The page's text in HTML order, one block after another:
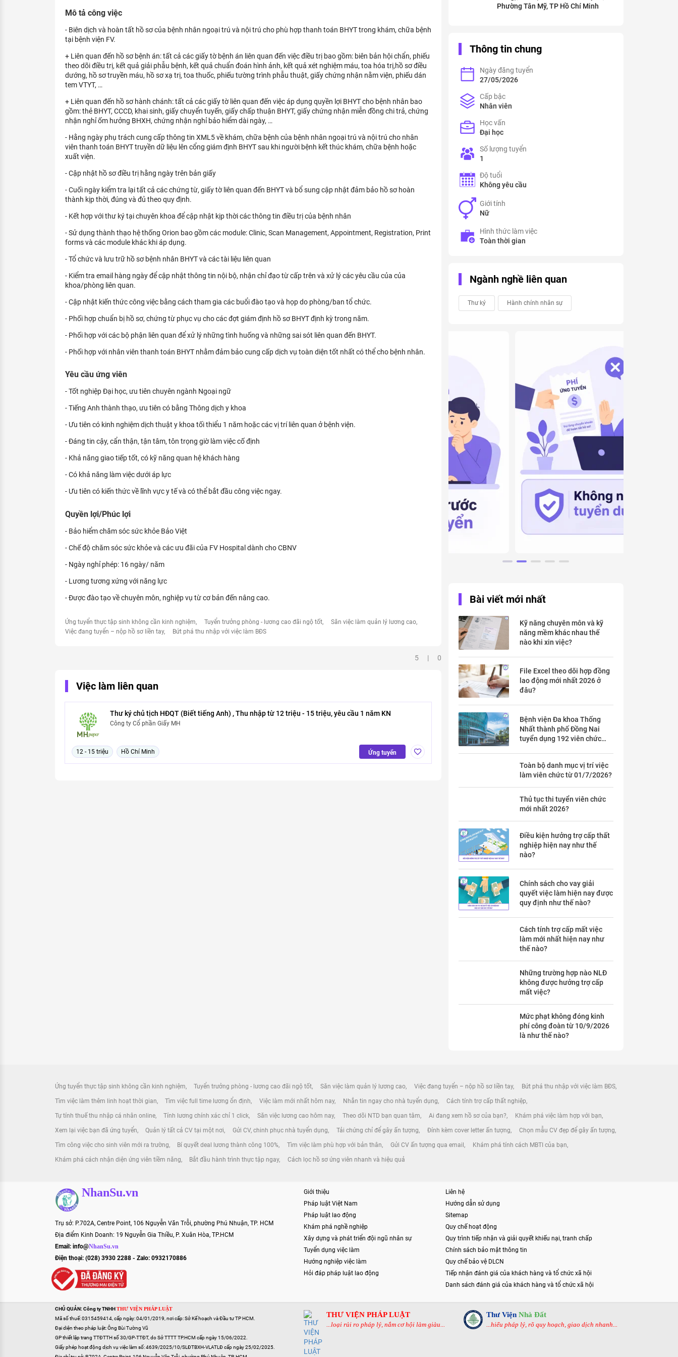
KHÁM PHÁ NGHỀ NGHIỆP
HƯỚNG NGHIỆP VIỆC LÀM
Đặc trưng từng nghề
Xu hướng việc làm
XÂY DỰNG VÀ PHÁT TRIỂN ĐỘI NGŨ
TUYỂN DỤNG VIỆC LÀM
Mô tả công việc
- Biên dịch và hoàn tất hồ sơ của bệnh nhân ngoại trú và nội trú cho phù hợp thanh toán BHYT trong khám, chữa bệnh
tại bệnh viện FV.
+ Liên quan đến hồ sơ bệnh án: tất cả các giấy tờ bệnh án liên quan đến việc điều trị bao gồm: biên bản hội chẩn, phiếu
theo dõi điều trị, kết quả giải phẫu bệnh, kết quả chuẩn đoán hình ảnh, kết quả xét nghiệm máu, toa hóa trị,hồ sơ điều
dướng, hồ sơ truyền máu, hồ sơ xạ trị, toa thuốc, phiếu tường trình phẫu thuật, giấy chứng nhận nằm viện, phiếu dán
tem VTYT, …
+ Liên quan đến hồ sơ hành chánh: tất cả các giấy tờ liên quan đến việc áp dụng quyền lợi BHYT cho bệnh nhân bao
gồm: thẻ BHYT, CCCD, khai sinh, giấy chuyển tuyến, giấy chấp thuận BHYT, giấy chứng nhận miễn đồng chi trả, chứng
nhận nghỉ ốm hưởng BHXH, chứng nhận nghỉ bảo hiểm dài ngày, …
- Hằng ngày phụ trách cung cấp thông tin XML5 về khám, chữa bệnh của bệnh nhân ngoại trú và nội trú cho nhân
viên thanh toán BHYT truyền dữ liệu lên cổng giám định BHYT sau khi người bệnh kết thúc khám, chữa bệnh hoặc
xuất viện.
- Cập nhật hồ sơ điều trị hằng ngày trên bản giấy
- Cuối ngày kiểm tra lại tất cả các chứng từ, giấy tờ liên quan đến BHYT và bổ sung cập nhật đảm bảo hồ sơ hoàn
thành kịp thời, đúng và đủ theo quy định.
- Kết hợp với thư ký tại chuyên khoa để cập nhật kịp thời các thông tin điều trị của bệnh nhân
- Sử dụng thành thạo hệ thống Orion bao gồm các module: Clinic, Scan Management, Appointment, Registration, Print
forms và các module khác khi áp dụng.
- Tổ chức và lưu trữ hồ sơ bệnh nhân BHYT và các tài liệu liên quan
- Kiểm tra email hàng ngày để cập nhật thông tin nội bộ, nhận chỉ đạo từ cấp trên và xử lý các yêu cầu của của
khoa/phòng liên quan.
- Cập nhật kiến thức công việc bằng cách tham gia các buổi đào tạo và họp do phòng/ban tổ chức.
- Phối hợp chuẩn bị hồ sơ, chứng từ phục vụ cho các đợt giám định hồ sơ BHYT định kỳ trong năm.
- Phối hợp với các bộ phận liên quan để xử lý những tình huống và những sai sót liên quan đến BHYT.
- Phối hợp với nhân viên thanh toán BHYT nhằm đảm bảo cung cấp dịch vụ toàn diện tốt nhất có thể cho bệnh nhân.
Yêu cầu ứng viên
- Tốt nghiệp Đại học, ưu tiên chuyên ngành Ngoại ngữ
- Tiếng Anh thành thạo, ưu tiên có bằng Thông dịch y khoa
- Ưu tiên có kinh nghiệm dịch thuật y khoa tối thiểu 1 năm hoặc các vị trí liên quan ở bệnh viện.
- Đáng tin cậy, cẩn thận, tận tâm, tôn trọng giờ làm việc cố định
- Khả năng giao tiếp tốt, có kỹ năng quan hệ khách hàng
- Có khả năng làm việc dưới áp lực
- Ưu tiên có kiến thức về lĩnh vực y tế và có thể bắt đầu công việc ngay.
Quyền lợi/Phúc lợi
- Bảo hiểm chăm sóc sức khỏe Bảo Việt
- Chế độ chăm sóc sức khỏe và các ưu đãi của FV Hospital dành cho CBNV
- Ngày nghỉ phép: 16 ngày/ năm
- Lương tương xứng với năng lực
- Được đào tạo về chuyên môn, nghiệp vụ từ cơ bản đến nâng cao.
Ứng tuyển thực tập sinh không cần kinh nghiệm Tuyển trưởng phòng - lương cao đãi ngộ tốt
Săn việc làm quản lý lương cao
Việc đang tuyển – nộp hồ sơ liền tay
Bứt phá thu nhập với việc làm BĐS
5 | 0
Việc làm liên quan
Thư ký chủ tịch HĐQT (Biết tiếng Anh) , Thu nhập từ 12 triệu - 15 triệu, yêu cầu 1 năm KN
Công ty Cổ phần Giấy MH
12 - 15 triệu Hồ Chí Minh Ứng tuyển
Phường Tân Mỹ, TP Hồ Chí Minh
Thông tin chung
Ngày đăng tuyển
27/05/2026
Cấp bậc
Nhân viên
Học vấn
Đại học
Số lượng tuyển
1
Độ tuổi
Không yêu cầu
Giới tính
Nữ
Hình thức làm việc
Toàn thời gian
Ngành nghề liên quan
Thư ký Hành chính nhân sự
Bài viết mới nhất
Kỹ năng chuyên môn và kỹ
năng mềm khác nhau thế
nào khi xin việc?
File Excel theo dõi hợp đồng
lao động mới nhất 2026 ở
đâu?
Bệnh viện Đa khoa Thống
Nhất thành phố Đồng Nai
tuyển dụng 192 viên chức
Toàn bộ danh mục vị trí việc
làm viên chức từ 01/7/2026?
Thủ tục thi tuyển viên chức
mới nhất 2026?
Điều kiện hưởng trợ cấp thất
nghiệp hiện nay như thế
nào?
Chính sách cho vay giải
quyết việc làm hiện nay được
quy định như thế nào?
Cách tính trợ cấp mất việc
làm mới nhất hiện nay như
thế nào?
Những trường hợp nào NLĐ
không được hưởng trợ cấp
mất việc?
Mức phạt không đóng kinh
phí công đoàn từ 10/9/2026
là như thế nào?
Ứng tuyển thực tập sinh không cần kinh nghiệm Tuyển trưởng phòng - lương cao đãi ngộ tốt Săn việc làm quản lý lương cao Việc đang tuyển – nộp hồ sơ liền tay Bứt phá thu nhập với việc làm BĐS
Tìm việc làm thêm linh hoạt thời gian Tìm việc full time lương ổn định Việc làm mới nhất hôm nay Nhắn tin ngay cho nhà tuyển dụng Cách tính trợ cấp thất nghiệp
Tự tính thuế thu nhập cá nhân online Tính lương chính xác chỉ 1 click Săn việc lương cao hôm nay Theo dõi NTD bạn quan tâm Ai đang xem hồ sơ của bạn? Khám phá việc làm hợp với bạn
Xem lại việc bạn đã ứng tuyển Quản lý tất cả CV tại một nơi Gửi CV, chinh phục nhà tuyển dụng Tải chứng chỉ để gây ấn tượng Đính kèm cover letter ấn tượng Chọn mẫu CV đẹp để gây ấn tượng
Tìm công việc cho sinh viên mới ra trường Bí quyết deal lương thành công 100% Tìm việc làm phù hợp với bản thân Gửi CV ấn tượng qua email Khám phá tính cách MBTI của bạn
Khám phá cách nhận diện ứng viên tiềm năng Bắt đầu hành trình thực tập ngay Cách lọc hồ sơ ứng viên nhanh và hiệu quả
NhanSu.vn
Trụ sở: P.702A, Centre Point, 106 Nguyễn Văn Trỗi, phường Phú Nhuận, TP. HCM
Địa điểm Kinh Doanh: 19 Nguyễn Gia Thiều, P. Xuân Hòa, TP.HCM
Email: info@NhanSu.vn
Điện thoại: (028) 3930 2288 - Zalo: 0932170886
Giới thiệu
Pháp luật Việt Nam
Pháp luật lao động
Khám phá nghề nghiệp
Xây dựng và phát triển đội ngũ nhân sự
Tuyển dụng việc làm
Hướng nghiệp việc làm
Hỏi đáp pháp luật lao động
Liên hệ
Hướng dẫn sử dụng
Sitemap
Quy chế hoạt động
Quy trình tiếp nhận và giải quyết khiếu nại, tranh chấp
Chính sách bảo mật thông tin
Quy chế bảo vệ DLCN
Tiếp nhận đánh giá của khách hàng và tổ chức xã hội
Danh sách đánh giá của khách hàng và tổ chức xã hội
CHỦ QUẢN: Công ty TNHHTHƯ VIỆN PHÁP LUẬT
Mã số thuế: 0315459414, cấp ngày: 04/01/2019, nơi cấp: Sở Kế hoạch và Đầu tư TP HCM.
Đại diện theo pháp luật: Ông Bùi Tường Vũ
GP thiết lập trang TTĐTTH số 30/GP-TTĐT, do Sở TTTT TP.HCM cấp ngày 15/06/2022.
Giấy phép hoạt động dịch vụ việc làm số: 4639/2025/10/SLĐTBXH-VLATLĐ cấp ngày 25/02/2025.
THƯ VIỆN PHÁP LUẬT
...loại rủi ro pháp lý, nắm cơ hội làm giàu...
Thư Viện Nhà Đất
...hiểu pháp lý, rõ quy hoạch, giao dịch nhanh...